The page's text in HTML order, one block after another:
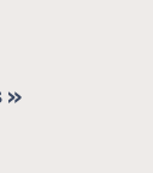
»